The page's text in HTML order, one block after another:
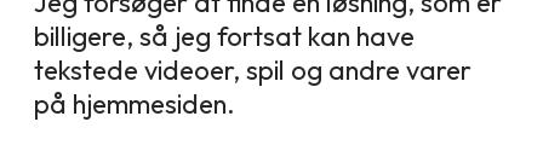
billigere, så jeg fortsat kan have
tekstede videoer, spil og andre varer
på hjemmesiden.